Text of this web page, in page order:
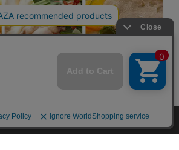
したらメールでお知らせ
ログイン お気に入り お知らせ